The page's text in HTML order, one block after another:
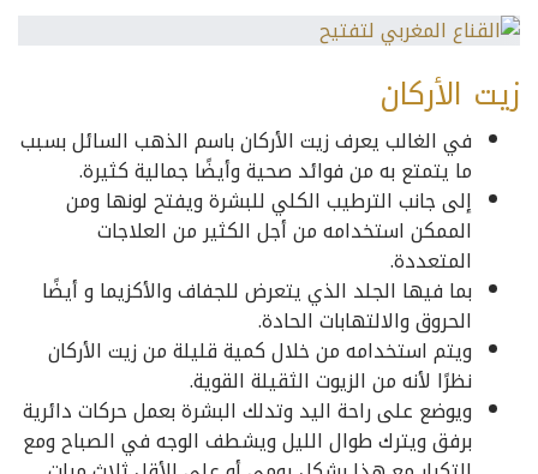
زيت الأركان
في الغالب يعرف زيت الأركان باسم الذهب السائل بسبب
ما يتمتع به من فوائد صحية وأيضًا جمالية كثيرة.
إلى جانب الترطيب الكلي للبشرة ويفتح لونها ومن
الممكن استخدامه من أجل الكثير من العلاجات
المتعددة.
بما فيها الجلد الذي يتعرض للجفاف والأكزيما و أيضًا
الحروق والالتهابات الحادة.
ويتم استخدامه من خلال كمية قليلة من زيت الأركان
نظرًا لأنه من الزيوت الثقيلة القوية.
ويوضع على راحة اليد وتدلك البشرة بعمل حركات دائرية
برفق ويترك طوال الليل ويشطف الوجه في الصباح ومع